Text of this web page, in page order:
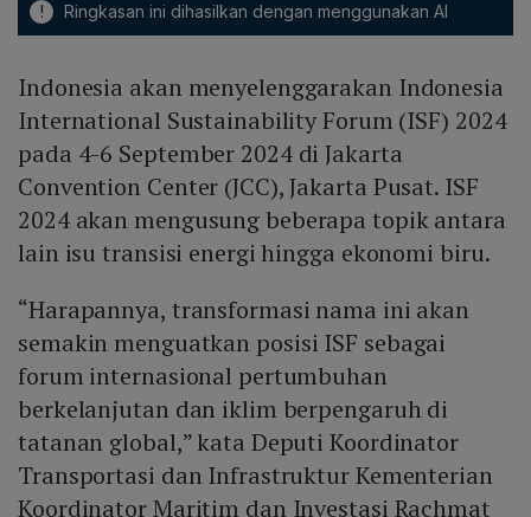
! Ringkasan ini dihasilkan dengan menggunakan AI
Indonesia akan menyelenggarakan Indonesia
International Sustainability Forum (ISF) 2024
pada 4-6 September 2024 di Jakarta
Convention Center (JCC), Jakarta Pusat. ISF
2024 akan mengusung beberapa topik antara
lain isu transisi energi hingga ekonomi biru.
“Harapannya, transformasi nama ini akan
semakin menguatkan posisi ISF sebagai
forum internasional pertumbuhan
berkelanjutan dan iklim berpengaruh di
tatanan global,” kata Deputi Koordinator
Transportasi dan Infrastruktur Kementerian
Koordinator Maritim dan Investasi Rachmat